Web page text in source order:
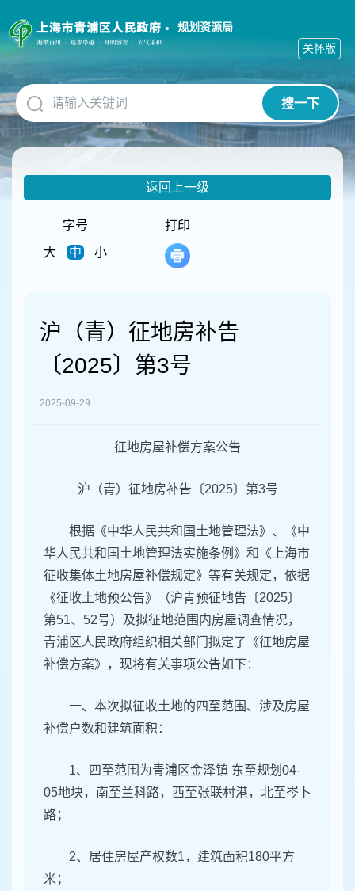
障
碍
作
说
明
跳
到
网
规划资源局
搜一下
关怀版
返回上一级
字号
大
中 小
打印
沪（青）征地房补告
〔2025〕第3号
2025-09-29
征地房屋补偿方案公告
沪（青）征地房补告〔2025〕第3号
根据《中华人民共和国土地管理法》、《中
华人民共和国土地管理法实施条例》和《上海市
征收集体土地房屋补偿规定》等有关规定，依据
《征收土地预公告》（沪青预征地告〔2025〕
第51、52号）及拟征地范围内房屋调查情况，
青浦区人民政府组织相关部门拟定了《征地房屋
补偿方案》，现将有关事项公告如下：
一、本次拟征收土地的四至范围、涉及房屋
补偿户数和建筑面积：
1、四至范围为青浦区金泽镇 东至规划04-
05地块，南至兰科路，西至张联村港，北至岑卜
路；
2、居住房屋产权数1，建筑面积180平方
米；